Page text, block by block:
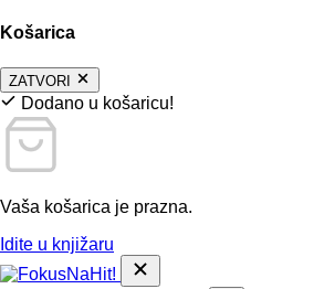
Košarica
ZATVORI
Dodano u košaricu!
Vaša košarica je prazna.
Idite u knjižaru